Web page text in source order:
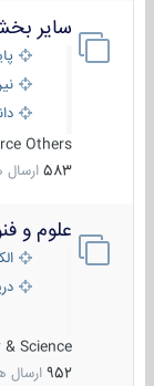
سایر بخش
Others
583 ارسال ها
علوم و
& Science
952 ارسال ها